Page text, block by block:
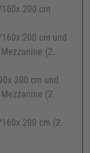
200 cm
200 cm und
(2.
200 cm und
(2.
200 cm (2.